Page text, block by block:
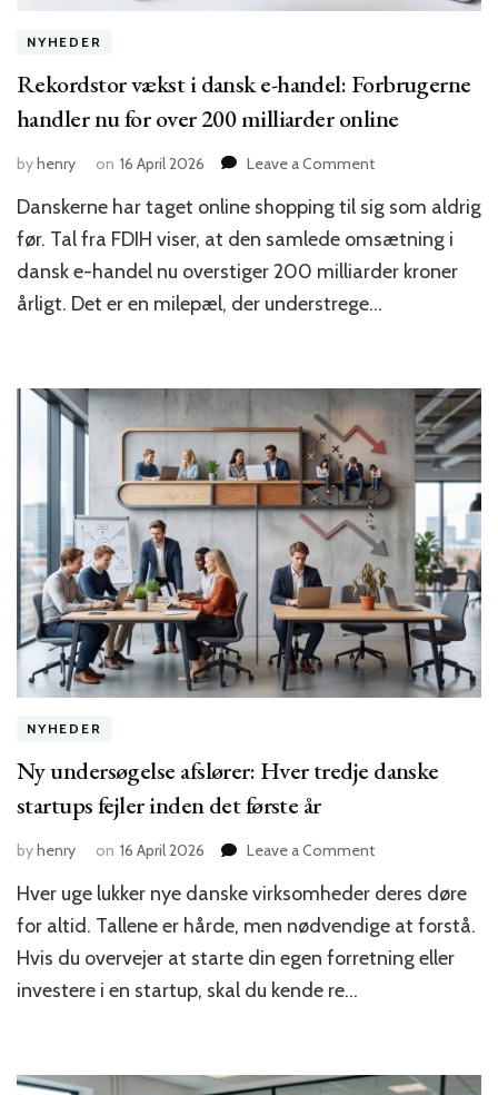
NYHEDER
Rekordstor vækst i dansk e-handel: Forbrugerne
handler nu for over 200 milliarder online
byhenry on 16 April 2026 Leave a Commenton
vækst
i
e-
200
milliarder
online
Danskerne har taget online shopping til sig som aldrig
før. Tal fra FDIH viser, at den samlede omsætning i
dansk e-handel nu overstiger 200 milliarder kroner
årligt. Det er en milepæl, der understrege…
NYHEDER
Ny undersøgelse afslører: Hver tredje danske
startups fejler inden det første år
by henry on 16 April 2026 Leave a Commenton
undersøgelse
afslører:
Hver
tredje
det
Hver uge lukker nye danske virksomheder deres døre
for altid. Tallene er hårde, men nødvendige at forstå.
Hvis du overvejer at starte din egen forretning eller
investere i en startup, skal du kende re…